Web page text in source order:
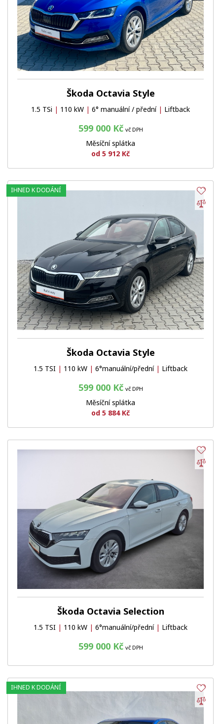
Škoda Octavia Style
1.5 TSi | 110 kW | 6° manuální / přední | Liftback
599 000 Kč vč DPH
Měsíční splátka
od 5 912 Kč
Škoda Octavia Style
1.5 TSI | 110 kW | 6°manuální/přední | Liftback
599 000 Kč vč DPH
Měsíční splátka
od 5 884 Kč
IHNED K DODÁNÍ
Škoda Octavia Selection
1.5 TSI | 110 kW | 6°manuální/přední | Liftback
599 000 Kč vč DPH
IHNED K DODÁNÍ